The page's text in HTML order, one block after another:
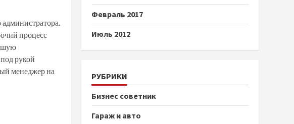
процесс
рукой
менеджер на
Февраль 2017
Июль 2012
РУБРИКИ
Бизнес советник
Гараж и авто